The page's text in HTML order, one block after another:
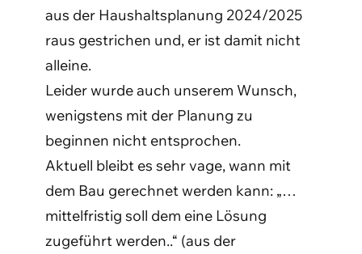
aus der Haushaltsplanung 2024/2025
raus gestrichen und, er ist damit nicht
alleine.
Leider wurde auch unserem Wunsch,
wenigstens mit der Planung zu
beginnen nicht entsprochen.
Aktuell bleibt es sehr vage, wann mit
dem Bau gerechnet werden kann: „…
mittelfristig soll dem eine Lösung
zugeführt werden..“ (aus der